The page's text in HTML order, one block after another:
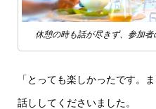
休憩の時も話が尽きず、参加
「とっても楽しかったです。
話ししてくださいました。